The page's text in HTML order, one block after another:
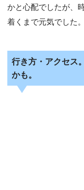
かと心配でしたが、
着くまで元気でした。
行き方・アクセス
かも。